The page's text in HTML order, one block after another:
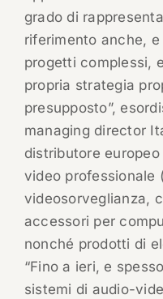
grado di
riferimento anche,
progetti complessi,
propria strategia
presupposto”,
managing director
distributore
video professionale
videosorveglianza,
accessori per
nonché prodotti di
“Fino a ieri, e
sistemi di audio-